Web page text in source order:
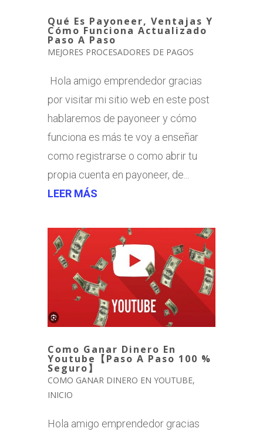
Qué Es Payoneer, Ventajas Y
Cómo Funciona Actualizado
Paso A Paso
MEJORES PROCESADORES DE PAGOS
Hola amigo emprendedor gracias
por visitar mi sitio web en este post
hablaremos de payoneer y cómo
funciona es más te voy a enseñar
como registrarse o como abrir tu
propia cuenta en payoneer, de...
LEER MÁS
Como Ganar Dinero En
Youtube【Paso A Paso 100 %
Seguro】
COMO GANAR DINERO EN YOUTUBE,
INICIO
Hola amigo emprendedor gracias